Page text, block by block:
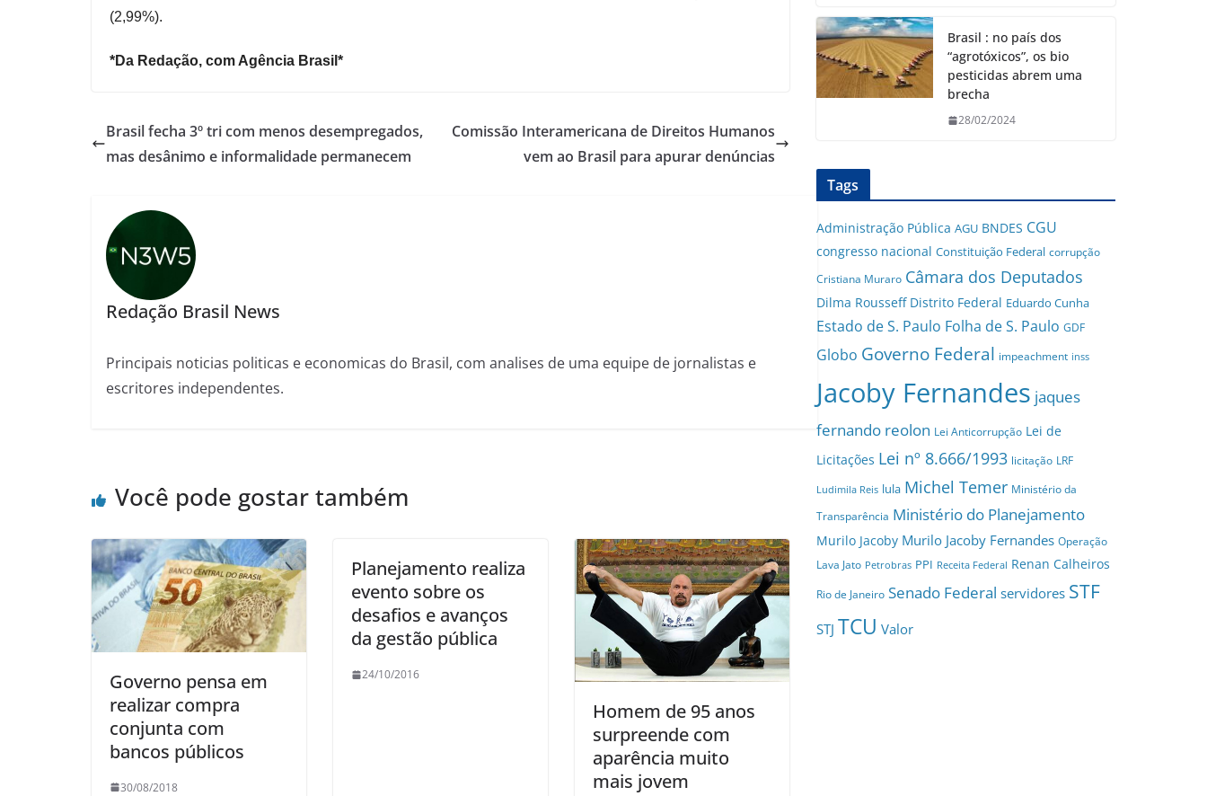
(2,99%).
*Da Redação, com Agência Brasil*
Brasil fecha 3º tri com menos desempregados,
mas desânimo e informalidade permanecem
Comissão Interamericana de Direitos Humanos
vem ao Brasil para apurar denúncias
Redação Brasil News
Principais noticias politicas e economicas do Brasil, com analises de uma equipe de jornalistas e
escritores independentes.
Você pode gostar também
Governo pensa em
realizar compra
conjunta com
bancos públicos
30/08/2018
Planejamento realiza
evento sobre os
desafios e avanços
da gestão pública
24/10/2016
Homem de 95 anos
surpreende com
aparência muito
mais jovem
Brasil : no país dos
“agrotóxicos”, os bio
pesticidas abrem uma
brecha
28/02/2024
Tags
Administração Pública AGU BNDES CGU
congresso nacional Constituição Federal corrupção
Cristiana Muraro Câmara dos Deputados
Dilma Rousseff Distrito Federal Eduardo Cunha
Estado de S. Paulo Folha de S. Paulo GDF
Globo Governo Federal impeachment inss
Jacoby Fernandes jaques
fernando reolon Lei Anticorrupção Lei de
Licitações Lei nº 8.666/1993 licitação LRF
Ludimila Reis lula Michel Temer Ministério da
Transparência Ministério do Planejamento
Murilo Jacoby Murilo Jacoby Fernandes Operação
Lava Jato Petrobras PPI Receita Federal Renan Calheiros
Rio de Janeiro Senado Federal servidores STF
STJ TCU Valor